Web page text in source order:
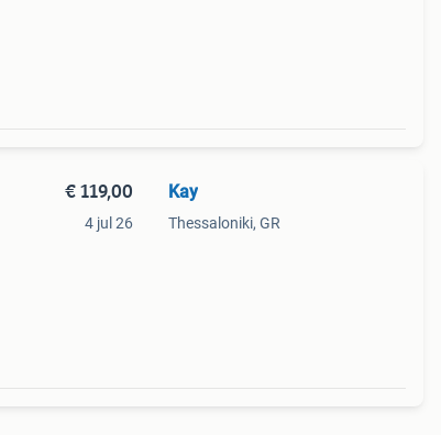
€ 119,00
4 jul 26
Kay
Thessaloniki, GR